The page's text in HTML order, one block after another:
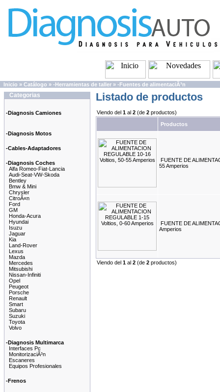
Inicio » Catálogo » -Herramientas de taller » -Fuentes de alimentaciÃ³n
Categorias
-Diagnosis Camiones
-Diagnosis Motos
-Cables-Adaptadores
-Diagnosis Coches
Alfa Romeo-Fiat-Lancia
Audi-Seat-VW-Skoda
Bentley
Bmw & Mini
Chrysler
CitroÃ«n
Ford
GM
Honda-Acura
Hyundai
Isuzu
Jaguar
Kia
Land-Rover
Lexus
Mazda
Mercedes
Mitsubishi
Nissan-Infiniti
Opel
Peugeot
Porsche
Renault
Smart
Subaru
Suzuki
Toyota
Volvo
-Diagnosis Multimarca
Interfaces Pc
MonitorizaciÃ³n
Escaneres
Equipos Profesionales
-Frenos
Listado de productos
Viendo del 1 al 2 (de 2 productos)
Productos
FUENTE DE
55 Amperios
FUENTE DE
Amperios
Viendo del 1 al 2 (de 2 productos)